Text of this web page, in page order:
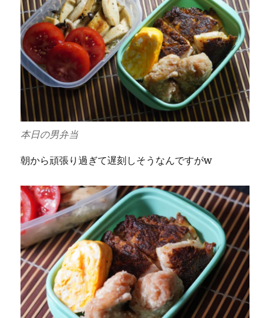
本日の男弁当
朝から頑張り過ぎて遅刻しそうなんですがw